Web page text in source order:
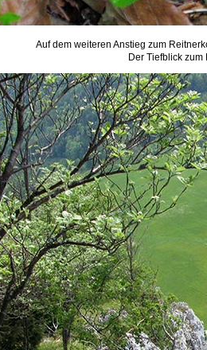
Auf dem weiteren Anstieg zum
Der Tiefblick